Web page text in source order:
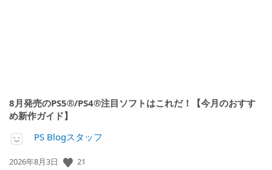
8月発売のPS5®/PS4®注目ソフトはこれだ！【今月のおすす
め新作ガイド】
PS Blogスタッフ
公
2026年8月3日 21